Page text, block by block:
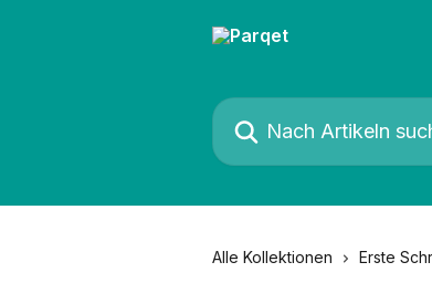
Nach Artikeln suchen …
Alle Kollektionen Erste